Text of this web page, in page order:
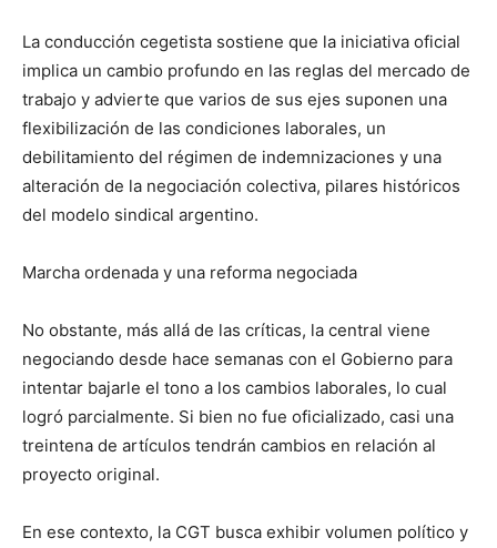
La conducción cegetista sostiene que la iniciativa oficial
implica un cambio profundo en las reglas del mercado de
trabajo y advierte que varios de sus ejes suponen una
flexibilización de las condiciones laborales, un
debilitamiento del régimen de indemnizaciones y una
alteración de la negociación colectiva, pilares históricos
del modelo sindical argentino.
Marcha ordenada y una reforma negociada
No obstante, más allá de las críticas, la central viene
negociando desde hace semanas con el Gobierno para
intentar bajarle el tono a los cambios laborales, lo cual
logró parcialmente. Si bien no fue oficializado, casi una
treintena de artículos tendrán cambios en relación al
proyecto original.
En ese contexto, la CGT busca exhibir volumen político y